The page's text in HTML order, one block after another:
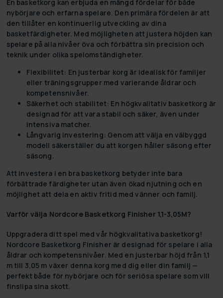
En basketkorg kan erbjuda en mängd fördelar för både
nybörjare och erfarna spelare. Den primära fördelen är att
den tillåter en kontinuerlig utveckling av dina
basketfärdigheter. Med möjligheten att justera höjden kan
spelare på alla nivåer öva och förbättra sin precision och
teknik under olika spelomständigheter.
Flexibilitet: En justerbar korg är idealisk för familjer
eller träningsgrupper med varierande åldrar och
kompetensnivåer.
Säkerhet och stabilitet: En högkvalitativ basketkorg är
designad för att vara stabil och säker, även under
intensiva matcher.
Långvarig investering: Genom att välja en välbyggd
modell säkerställer du att korgen håller säsong efter
säsong.
Att investera i en bra basketkorg betyder inte bara
förbättrade färdigheter utan även ökad njutning och en
möjlighet att dela en aktiv fritid med vänner och familj.
Varför välja Nordcore Basketkorg Finisher 1,1-3,05M?
Uppgradera ditt spel med vår högkvalitativa basketkorg!
Nordcore Basketkorg Finisher är designad för spelare i alla
åldrar och kompetensnivåer. Med en justerbar höjd från 1,1
m till 3,05 m växer denna korg med dig eller din familj —
perfekt både för nybörjare och för seriösa spelare som vill
finslipa sina skott.